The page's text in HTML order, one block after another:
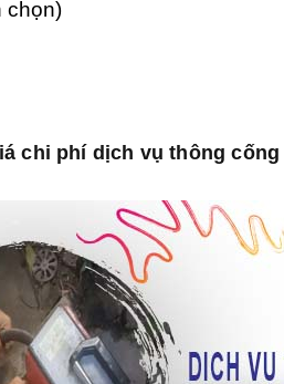
chọn)
chi phí dịch vụ thông